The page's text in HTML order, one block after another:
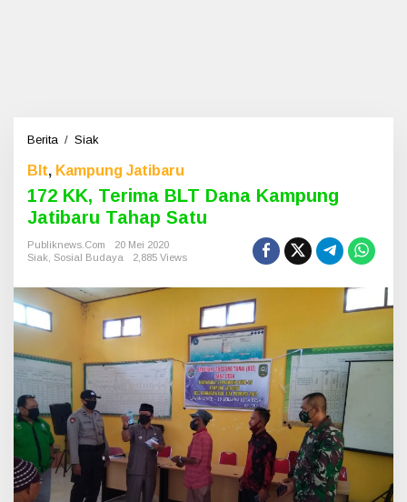
Berita / Siak
2
K
T
e
i
m
a
B
L
D
a
n
a
K
a
Blt, Kampung Jatibaru
172 KK, Terima BLT Dana Kampung
Jatibaru Tahap Satu
Publiknews.com
20 Mei 2020
Siak Sosial Budaya 2,885 Views